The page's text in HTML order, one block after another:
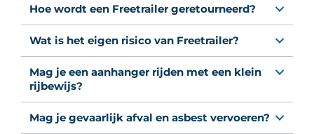
Hoe wordt een Freetrailer geretourneerd?
Wat is het eigen risico van Freetrailer?
Mag je een aanhanger rijden met een klein
rijbewijs?
Mag je gevaarlijk afval en asbest vervoeren?